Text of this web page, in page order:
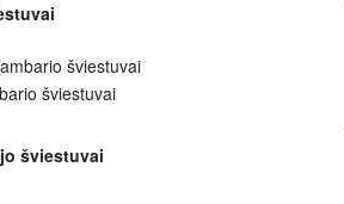
šviestuvai
šviestuvai
šviestuvai